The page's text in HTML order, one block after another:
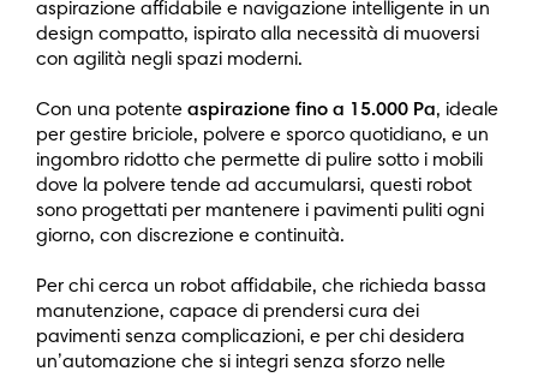
aspirazione affidabile e navigazione intelligente in un
design compatto, ispirato alla necessità di muoversi
con agilità negli spazi moderni.
Con una potente aspirazione fino a 15.000 Pa, ideale
per gestire briciole, polvere e sporco quotidiano, e un
ingombro ridotto che permette di pulire sotto i mobili
dove la polvere tende ad accumularsi, questi robot
sono progettati per mantenere i pavimenti puliti ogni
giorno, con discrezione e continuità.
Per chi cerca un robot affidabile, che richieda bassa
manutenzione, capace di prendersi cura dei
pavimenti senza complicazioni, e per chi desidera
un’automazione che si integri senza sforzo nelle